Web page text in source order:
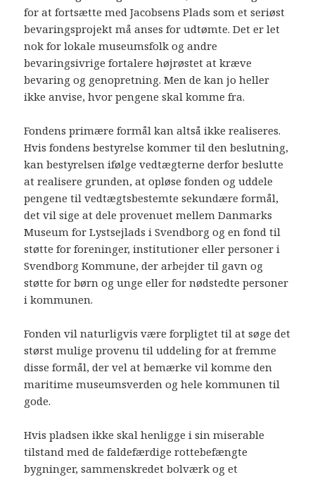
for at fortsætte med Jacobsens Plads som et seriøst
bevaringsprojekt må anses for udtømte. Det er let
nok for lokale museumsfolk og andre
bevaringsivrige fortalere højrøstet at kræve
bevaring og genopretning. Men de kan jo heller
ikke anvise, hvor pengene skal komme fra.
Fondens primære formål kan altså ikke realiseres.
Hvis fondens bestyrelse kommer til den beslutning,
kan bestyrelsen ifølge vedtægterne derfor beslutte
at realisere grunden, at opløse fonden og uddele
pengene til vedtægtsbestemte sekundære formål,
det vil sige at dele provenuet mellem Danmarks
Museum for Lystsejlads i Svendborg og en fond til
støtte for foreninger, institutioner eller personer i
Svendborg Kommune, der arbejder til gavn og
støtte for børn og unge eller for nødstedte personer
i kommunen.
Fonden vil naturligvis være forpligtet til at søge det
størst mulige provenu til uddeling for at fremme
disse formål, der vel at bemærke vil komme den
maritime museumsverden og hele kommunen til
gode.
Hvis pladsen ikke skal henligge i sin miserable
tilstand med de faldefærdige rottebefængte
bygninger, sammenskredet bolværk og et